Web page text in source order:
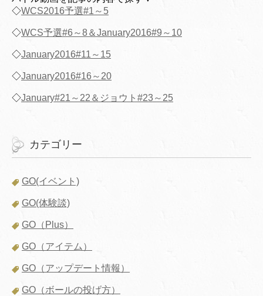
◇WCS2016予選#1～5
◇WCS予選#6～8＆January2016#9～10
◇January2016#11～15
◇January2016#16～20
◇January#21～22＆ジョウト#23～25
カテゴリー
GO(イベント)
GO(体験談)
GO（Plus）
GO（アイテム）
GO（アップデート情報）
GO（ボールの投げ方）